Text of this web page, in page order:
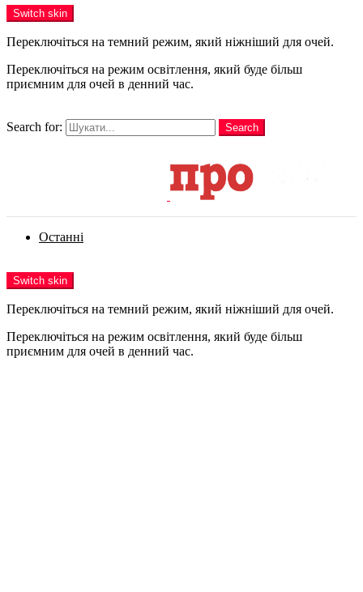
Switch skin
Переключіться на темний режим, який ніжніший для очей.
Переключіться на режим освітлення, який буде більш
приємним для очей в денний час.
Search for:
Search
Останні
Switch skin
Переключіться на темний режим, який ніжніший для очей.
Переключіться на режим освітлення, який буде більш
приємним для очей в денний час.